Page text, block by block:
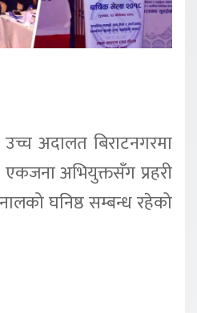
अदालत बिराटनगरमा
एकजना अभियुक्तसँग प्रहरी
घनिष्ठ सम्बन्ध रहेको